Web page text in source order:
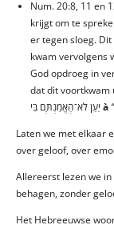
Num. 20:8, 11 en
krijgt om te
er tegen sloeg.
kwam vervolgens
God opdroeg in
dat dit voortkwam
à
Laten we met elkaar
over geloof, over
Allereerst lezen we
behagen, zonder
Het Hebreeuwse